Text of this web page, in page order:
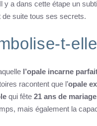
y a dans cette étape un
suite tous ses secrets.
t-
l’opale incarne
racontent que l’opale
qui fête 21 ans de mariage
mais également la